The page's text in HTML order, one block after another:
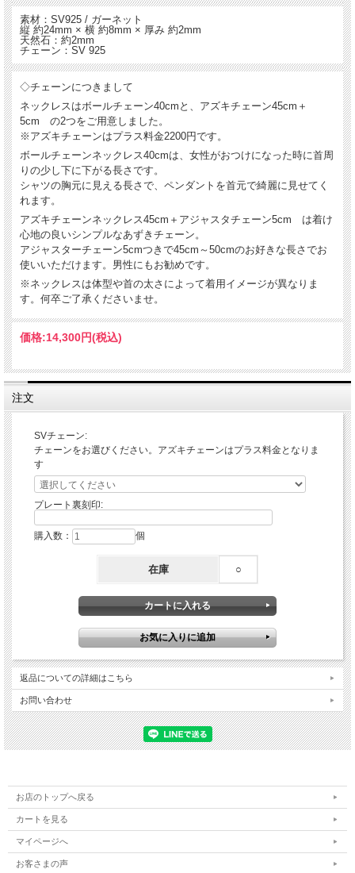
素材：SV925 / ガーネット
縦 約24mm × 横 約8mm × 厚み 約2mm
天然石：約2mm
チェーン：SV 925
◇チェーンにつきまして
ネックレスはボールチェーン40cmと、アズキチェーン45cm＋
5cm の2つをご用意しました。
※アズキチェーンはプラス料金2200円です。
ボールチェーンネックレス40cmは、女性がおつけになった時に首周
りの少し下に下がる長さです。
シャツの胸元に見える長さで、ペンダントを首元で綺麗に見せてく
れます。
アズキチェーンネックレス45cm＋アジャスタチェーン5cm は着け
心地の良いシンプルなあずきチェーン。
アジャスターチェーン5cmつきで45cm～50cmのお好きな長さでお
使いいただけます。男性にもお勧めです。
※ネックレスは体型や首の太さによって着用イメージが異なりま
す。何卒ご了承くださいませ。
価格:14,300円(税込)
注文
SVチェーン:
チェーンをお選びください。アズキチェーンはプラス料金となりま
す
プレート裏刻印:
購入数： 個
在庫 ○
返品についての詳細はこちら
お問い合わせ
お店のトップへ戻る
カートを見る
マイページへ
お客さまの声